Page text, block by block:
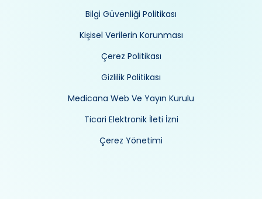
Bilgi Güvenliği Politikası
Kişisel Verilerin Korunması
Çerez Politikası
Gizlilik Politikası
Medicana Web Ve Yayın Kurulu
Ticari Elektronik İleti İzni
Çerez Yönetimi